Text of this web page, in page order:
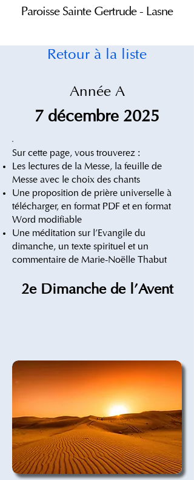
Paroisse Sainte Gertrude - Lasne
Retour à la liste
Année A
7 décembre 2025
Sur cette page, vous trouverez :
Les lectures de la Messe, la feuille de
Messe avec le choix des chants
Une proposition de prière universelle à
télécharger, en format PDF​ et en format
Word modifiable
Une méditation sur l'Evangile du
dimanche, un texte spirituel et un
commentaire de Marie-Noëlle Thabut
2e Dimanche de l'Avent